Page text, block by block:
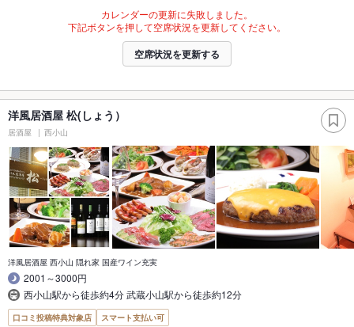
カレンダーの更新に失敗しました。
下記ボタンを押して空席状況を更新してください。
空席状況を更新する
洋風居酒屋 松(しょう）
居酒屋 西小山
洋風居酒屋 西小山 隠れ家 国産ワイン充実
2001～3000円
西小山駅から徒歩約4分 武蔵小山駅から徒歩約12分
口コミ投稿特典対象店 スマート支払い可